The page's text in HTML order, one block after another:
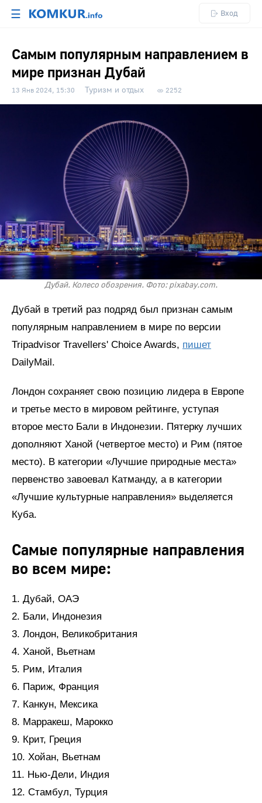
☰ Вход
Самым популярным направлением в
мире признан Дубай
13 Янв 2024, 15:30 Туризм и отдых 2252
Дубай. Колесо обозрения. Фото: pixabay.com.
Дубай в третий раз подряд был признан самым
популярным направлением в мире по версии
Tripadvisor Travellers' Choice Awards, пишет
DailyMail.
Лондон сохраняет свою позицию лидера в Европе
и третье место в мировом рейтинге, уступая
второе место Бали в Индонезии. Пятерку лучших
дополняют Ханой (четвертое место) и Рим (пятое
место). В категории «Лучшие природные места»
первенство завоевал Катманду, а в категории
«Лучшие культурные направления» выделяется
Куба.
Самые популярные направления
во всем мире:
1. Дубай, ОАЭ
2. Бали, Индонезия
3. Лондон, Великобритания
4. Ханой, Вьетнам
5. Рим, Италия
6. Париж, Франция
7. Канкун, Мексика
8. Марракеш, Марокко
9. Крит, Греция
10. Хойан, Вьетнам
11. Нью-Дели, Индия
12. Стамбул, Турция